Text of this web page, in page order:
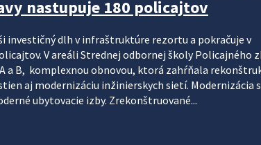
nastupuje 180 policajtov
dlh v infraštruktúre rezortu a pokračuje v
V areáli Strednej odbornej školy Policajného
a B, komplexnou obnovou, ktorá zahŕňala
aj modernizáciu inžinierskych sietí. Modernizácia
ubytovacie izby. Zrekonštruované...